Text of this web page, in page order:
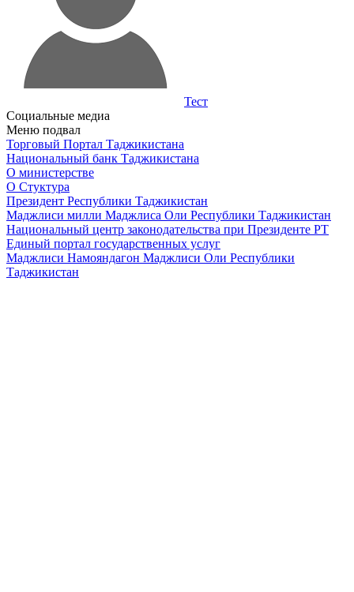
Тест
Социальные медиа
Меню подвал
Торговый Портал Таджикистана
Национальный банк Таджикистана
О министерстве
О Стуктура
Президент Республики Таджикистан
Маджлиси милли Маджлиса Оли Республики Таджикистан
Национальный центр законодательства при Президенте РТ
Единый портал государственных услуг
Маджлиси Намояндагон Маджлиси Оли Республики
Таджикистан